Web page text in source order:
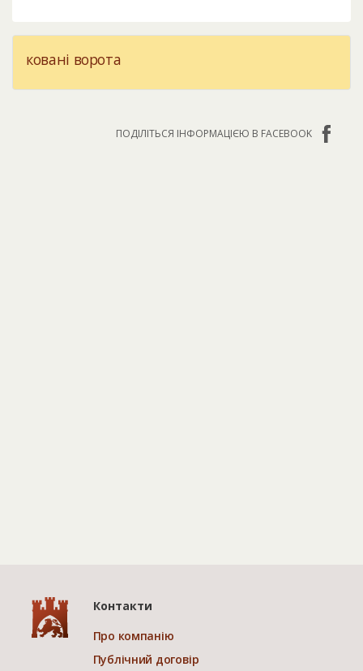
ковані ворота
ПОДІЛІТЬСЯ ІНФОРМАЦІЄЮ В FACEBOOK
Контакти
Про компанію
Публічний договір